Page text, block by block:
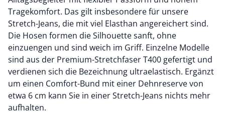
Tragekomfort. Das gilt insbesondere für unsere
Stretch-Jeans, die mit viel Elasthan angereichert sind.
Die Hosen formen die Silhouette sanft, ohne
einzuengen und sind weich im Griff. Einzelne Modelle
sind aus der Premium-Stretchfaser T400 gefertigt und
verdienen sich die Bezeichnung ultraelastisch. Ergänzt
um einen Comfort-Bund mit einer Dehnreserve von
etwa 6 cm kann Sie in einer Stretch-Jeans nichts mehr
aufhalten.